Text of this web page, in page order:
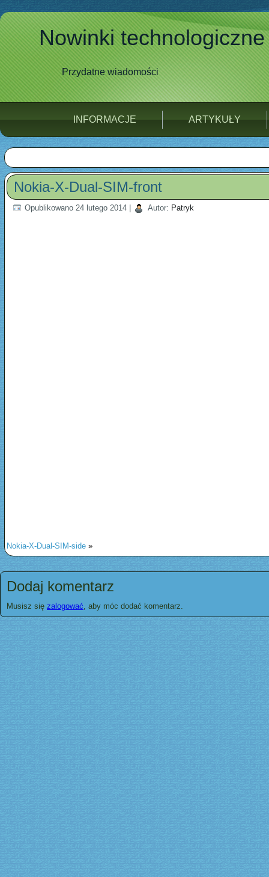
Nowinki technologiczne
Przydatne wiadomości
INFORMACJE ARTYKUŁY
Nokia-X-Dual-SIM-front
Opublikowano 24 lutego 2014 Autor: Patryk
Nokia-X-Dual-SIM-side »
Dodaj komentarz
Musisz się zalogować, aby móc dodać komentarz.